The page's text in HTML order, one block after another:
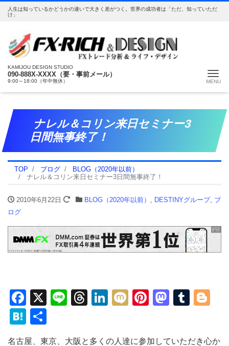
人生は知っているかどうかの違いで大きく差がつく。世界の成功者は「ただ、知っていただ
け」
KAMIJOU DESIGN STUDIO
090-888X-XXXX（要・事前メール）
9:00～18:00（年中無休）
ナレル＆コリン来日セミナー3
日間無事終了！
TOP ブログ
BLOG（2020年以前）
ナレル＆コリン来日セミナー3日間無事終了！
2010年6月22日 BLOG（2020年以前） , DESTINYグループ, ブ
ログ
Facebook
X LineThreads
LinkedIn
MixiPinterest
Hatena
有
名古屋、東京、大阪と多くの人達に参加していただき心か